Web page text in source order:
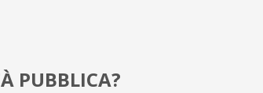
PUBBLICA?